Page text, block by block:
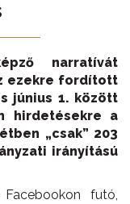
narratívát
ezekre fordított
június 1. között
hirdetésekre a
„csak” 203
irányítású
futó,